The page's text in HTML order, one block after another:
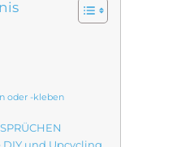
oder -kleben